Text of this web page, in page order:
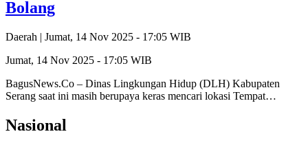
Bolang
Daerah | Jumat, 14 Nov 2025 - 17:05 WIB
Jumat, 14 Nov 2025 - 17:05 WIB
BagusNews.Co – Dinas Lingkungan Hidup (DLH) Kabupaten
Serang saat ini masih berupaya keras mencari lokasi Tempat…
Nasional